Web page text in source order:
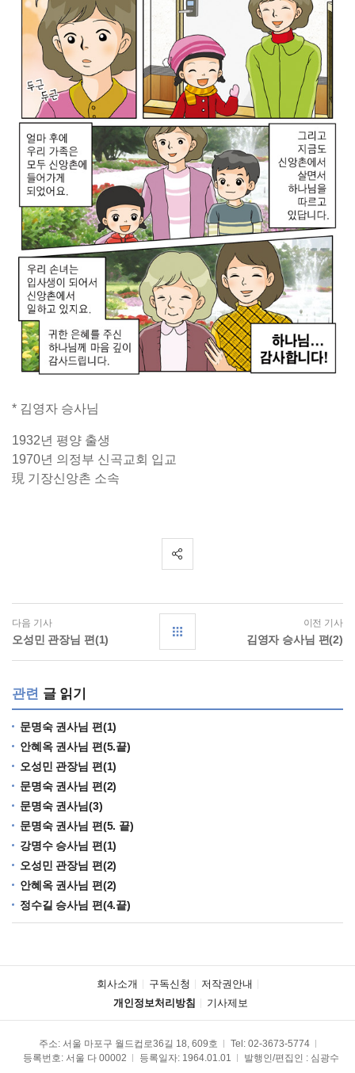
* 김영자 승사님
1932년 평양 출생
1970년 의정부 신곡교회 입교
現 기장신앙촌 소속
다음 기사
오성민 관장님 편(1)
이전 기사
김영자 승사님 편(2)
관련 글 읽기
문명숙 권사님 편(1)
안혜옥 권사님 편(5.끝)
오성민 관장님 편(1)
문명숙 권사님 편(2)
문명숙 권사님(3)
문명숙 권사님 편(5. 끝)
강명수 승사님 편(1)
오성민 관장님 편(2)
안혜옥 권사님 편(2)
정수길 승사님 편(4.끝)
회사소개 구독신청
저작권안내
개인정보처리방침
기사제보
주소: 서울 마포구 월드컵로36길 18, 609호 Tel: 02-3673-5774
등록번호: 서울 다 00002
등록일자: 1964.01.01
발행인/편집인 : 심광수